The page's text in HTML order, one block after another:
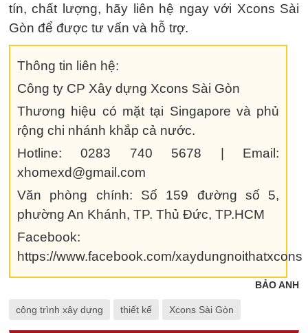
tín, chất lượng, hãy liên hệ ngay với Xcons Sài
Gòn để được tư vấn và hỗ trợ.
Thông tin liên hệ:
Công ty CP Xây dựng Xcons Sài Gòn
Thương hiệu có mặt tại Singapore và phủ
rộng chi nhánh khắp cả nước.
Hotline: 0283 740 5678 | Email:
xhomexd@gmail.com
Văn phòng chính: Số 159 đường số 5,
phường An Khánh, TP. Thủ Đức, TP.HCM
Facebook:
https://www.facebook.com/xaydungnoithatxcons
BẢO ANH
công trình xây dựng thiết kế Xcons Sài Gòn